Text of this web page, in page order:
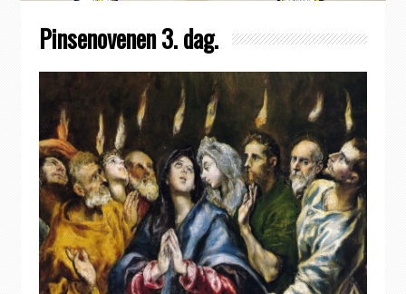
Pinsenovenen 3. dag.